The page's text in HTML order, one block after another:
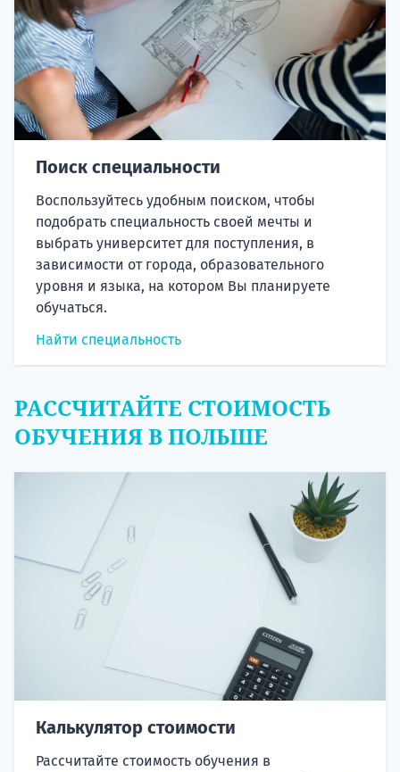
Поиск специальности
Воспользуйтесь удобным поиском, чтобы
подобрать специальность своей мечты и
выбрать университет для поступления, в
зависимости от города, образовательного
уровня и языка, на котором Вы планируете
обучаться.
Найти специальность
РАССЧИТАЙТЕ СТОИМОСТЬ
ОБУЧЕНИЯ В ПОЛЬШЕ
Калькулятор стоимости
Рассчитайте стоимость обучения в